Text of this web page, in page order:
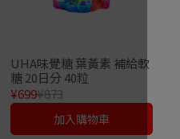
UHA味覺糖 葉黃素 補給軟
糖 20日分 40粒
¥699¥873
加入購物車